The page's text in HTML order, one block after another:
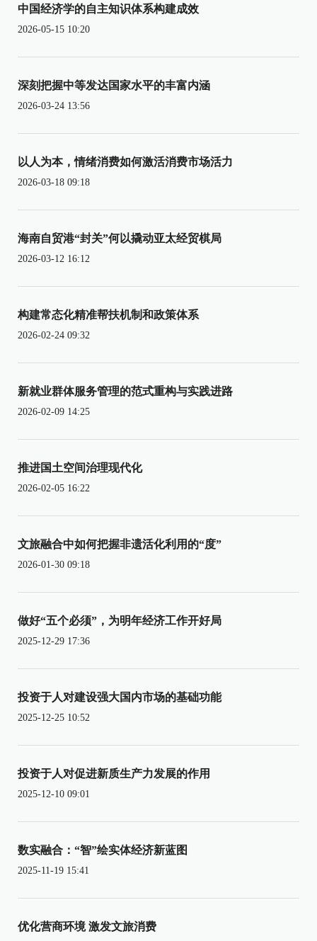
中国经济学的自主知识体系构建成效
2026-05-15 10:20
深刻把握中等发达国家水平的丰富内涵
2026-03-24 13:56
以人为本，情绪消费如何激活消费市场活力
2026-03-18 09:18
海南自贸港“封关”何以撬动亚太经贸棋局
2026-03-12 16:12
构建常态化精准帮扶机制和政策体系
2026-02-24 09:32
新就业群体服务管理的范式重构与实践进路
2026-02-09 14:25
推进国土空间治理现代化
2026-02-05 16:22
文旅融合中如何把握非遗活化利用的“度”
2026-01-30 09:18
做好“五个必须”，为明年经济工作开好局
2025-12-29 17:36
投资于人对建设强大国内市场的基础功能
2025-12-25 10:52
投资于人对促进新质生产力发展的作用
2025-12-10 09:01
数实融合：“智”绘实体经济新蓝图
2025-11-19 15:41
优化营商环境 激发文旅消费